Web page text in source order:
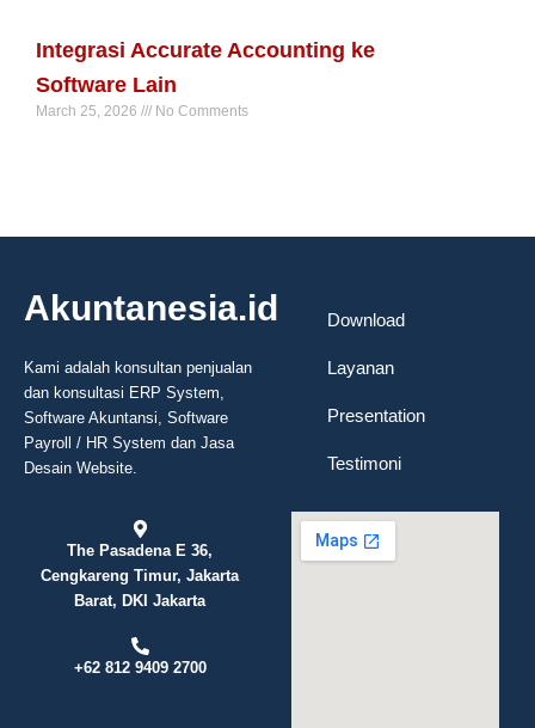
Integrasi Accurate Accounting ke
Software Lain
March 25, 2026 No Comments
Akuntanesia.id
Kami adalah konsultan penjualan
dan konsultasi ERP System,
Software Akuntansi, Software
Payroll / HR System dan Jasa
Desain Website.
The Pasadena E 36,
Cengkareng Timur, Jakarta
Barat, DKI Jakarta
+62 812 9409 2700
Download
Layanan
Presentation
Testimoni